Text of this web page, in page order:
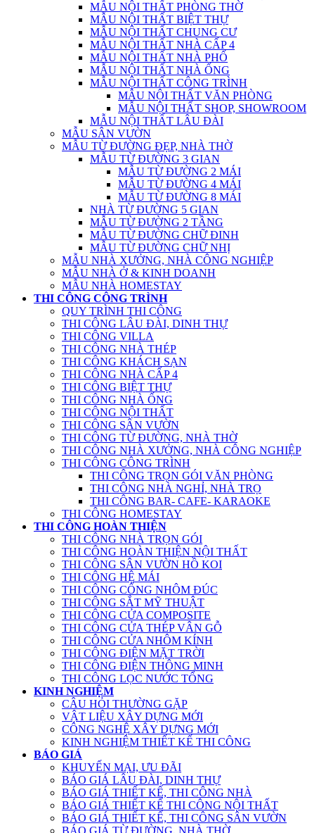
MẪU NỘI THẤT PHÒNG THỜ
MẪU NỘI THẤT BIỆT THỰ
MẪU NỘI THẤT CHUNG CƯ
MẪU NỘI THẤT NHÀ CẤP 4
MẪU NỘI THẤT NHÀ PHỐ
MẪU NỘI THẤT NHÀ ỐNG
MẪU NỘI THẤT CÔNG TRÌNH
MẪU NỘI THẤT VĂN PHÒNG
MẪU NỘI THẤT SHOP, SHOWROOM
MẪU NỘI THẤT LÂU ĐÀI
MẪU SÂN VƯỜN
MẪU TỪ ĐƯỜNG ĐẸP, NHÀ THỜ
MẪU TỪ ĐƯỜNG 3 GIAN
MẪU TỪ ĐƯỜNG 2 MÁI
MẪU TỪ ĐƯỜNG 4 MÁI
MẪU TỪ ĐƯỜNG 8 MÁI
NHÀ TỪ ĐƯỜNG 5 GIAN
MẪU TỪ ĐƯỜNG 2 TẦNG
MẪU TỪ ĐƯỜNG CHỮ ĐINH
MẪU TỪ ĐƯỜNG CHỮ NHỊ
MẪU NHÀ XƯỞNG, NHÀ CÔNG NGHIỆP
MẪU NHÀ Ở & KINH DOANH
MẪU NHÀ HOMESTAY
THI CÔNG CÔNG TRÌNH
QUY TRÌNH THI CÔNG
THI CÔNG LÂU ĐÀI, DINH THỰ
THI CÔNG VILLA
THI CÔNG NHÀ THÉP
THI CÔNG KHÁCH SẠN
THI CÔNG NHÀ CẤP 4
THI CÔNG BIỆT THỰ
THI CÔNG NHÀ ỐNG
THI CÔNG NỘI THẤT
THI CÔNG SÂN VƯỜN
THI CÔNG TỪ ĐƯỜNG, NHÀ THỜ
THI CÔNG NHÀ XƯỞNG, NHÀ CÔNG NGHIỆP
THI CÔNG CÔNG TRÌNH
THI CÔNG TRỌN GÓI VĂN PHÒNG
THI CÔNG NHÀ NGHỈ, NHÀ TRỌ
THI CÔNG BAR- CAFE- KARAOKE
THI CÔNG HOMESTAY
THI CÔNG HOÀN THIỆN
THI CÔNG NHÀ TRỌN GÓI
THI CÔNG HOÀN THIỆN NỘI THẤT
THI CÔNG SÂN VƯỜN HỒ KOI
THI CÔNG HỆ MÁI
THI CÔNG CỔNG NHÔM ĐÚC
THI CÔNG SẮT MỸ THUẬT
THI CÔNG CỬA COMPOSITE
THI CÔNG CỬA THÉP VÂN GỖ
THI CÔNG CỬA NHÔM KÍNH
THI CÔNG ĐIỆN MẶT TRỜI
THI CÔNG ĐIỆN THÔNG MINH
THI CÔNG LỌC NƯỚC TỔNG
KINH NGHIỆM
CÂU HỎI THƯỜNG GẶP
VẬT LIỆU XÂY DỰNG MỚI
CÔNG NGHỆ XÂY DỰNG MỚI
KINH NGHIỆM THIẾT KẾ THI CÔNG
BÁO GIÁ
KHUYẾN MẠI, ƯU ĐÃI
BÁO GIÁ LÂU ĐÀI, DINH THỰ
BÁO GIÁ THIẾT KẾ, THI CÔNG NHÀ
BÁO GIÁ THIẾT KẾ THI CÔNG NỘI THẤT
BÁO GIÁ THIẾT KẾ, THI CÔNG SÂN VƯỜN
BÁO GIÁ TỪ ĐƯỜNG, NHÀ THỜ